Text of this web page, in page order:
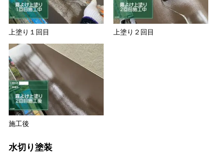
上塗り１回目 上塗り２回目
施工後
水切り塗装